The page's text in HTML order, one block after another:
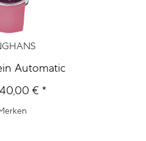
Automatic
€ *